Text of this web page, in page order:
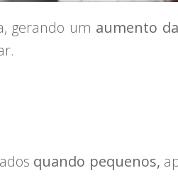
gerando um aumento
quando pequenos,